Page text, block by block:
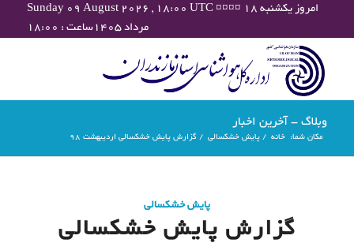
Sunday 09 August 2026 , 18:00 UTC ¤¤¤¤ امروز یکشنبه ۱۸
مرداد ۱۴۰۵ساعت : ۱۸:۰۰
وبلاگ - آخرین اخبار
مکان شما: خانه / پایش خشکسالی / گزارش پایش خشکسالی اردیبهشت 98
پایش خشکسالی
گزارش پایش خشکسالی